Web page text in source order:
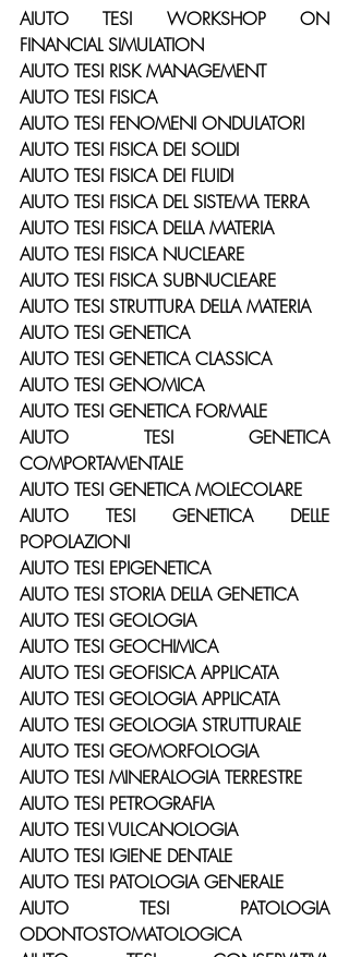
AIUTO TESI WORKSHOP ON
FINANCIAL SIMULATION
AIUTO TESI RISK MANAGEMENT
AIUTO TESI FISICA
AIUTO TESI FENOMENI ONDULATORI
AIUTO TESI FISICA DEI SOLIDI
AIUTO TESI FISICA DEI FLUIDI
AIUTO TESI FISICA DEL SISTEMA TERRA
AIUTO TESI FISICA DELLA MATERIA
AIUTO TESI FISICA NUCLEARE
AIUTO TESI FISICA SUBNUCLEARE
AIUTO TESI STRUTTURA DELLA MATERIA
AIUTO TESI GENETICA
AIUTO TESI GENETICA CLASSICA
AIUTO TESI GENOMICA
AIUTO TESI GENETICA FORMALE
AIUTO TESI GENETICA
COMPORTAMENTALE
AIUTO TESI GENETICA MOLECOLARE
AIUTO TESI GENETICA DELLE
POPOLAZIONI
AIUTO TESI EPIGENETICA
AIUTO TESI STORIA DELLA GENETICA
AIUTO TESI GEOLOGIA
AIUTO TESI GEOCHIMICA
AIUTO TESI GEOFISICA APPLICATA
AIUTO TESI GEOLOGIA APPLICATA
AIUTO TESI GEOLOGIA STRUTTURALE
AIUTO TESI GEOMORFOLOGIA
AIUTO TESI MINERALOGIA TERRESTRE
AIUTO TESI PETROGRAFIA
AIUTO TESI VULCANOLOGIA
AIUTO TESI IGIENE DENTALE
AIUTO TESI PATOLOGIA GENERALE
AIUTO TESI PATOLOGIA
ODONTOSTOMATOLOGICA